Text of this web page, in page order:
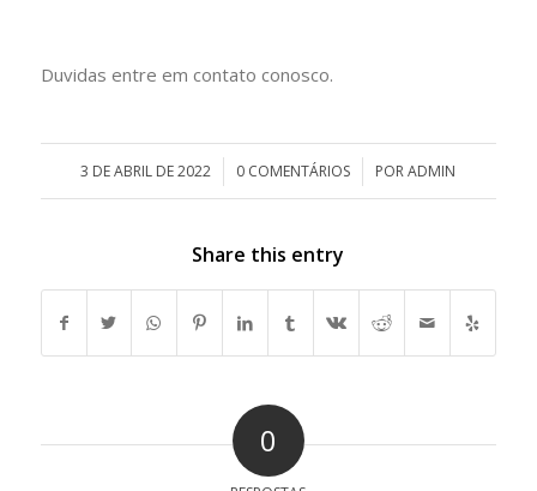
Duvidas entre em contato conosco.
3 DE ABRIL DE 2022
/ 0 COMENTÁRIOS
/ PORADMIN
Share this entry
0